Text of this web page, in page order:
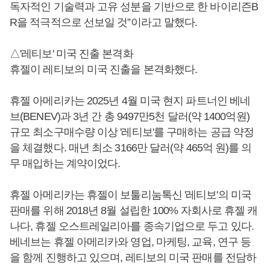
독자적인 기술력과 고유 성분을 기반으로 한 바이리즌B
R을 적극적으로 선보일 것”이라고 말했다.
△'레티보' 미국 진출 본격화
휴젤이 레티보의 미국 진출을 본격화했다.
휴젤 아메리카는 2025년 4월 미국 현지 파트너인 베네
브(BENEV)과 3년 간 총 9497만5천 달러(약 1400억원)
규모 최소구매수량 이상 '레티보'를 구매하는 공급 약정
을 체결했다. 매년 최소 3166만 달러(약 465억 원)를 의
무 매입하는 계약이었다.
휴젤 아메리카는 휴젤이 보툴리눔톡신 '레티보'의 미국
판매를 위해 2018년 8월 설립한 100% 자회사로 휴젤 캐
나다, 휴젤 오스트레일리아를 종속기업으로 두고 있다.
베네브는 휴젤 아메리카와 영업, 마케팅, 교육, 연구 등
을 함께 진행하고 있으며, 레티보의 미국 판매를 전담하